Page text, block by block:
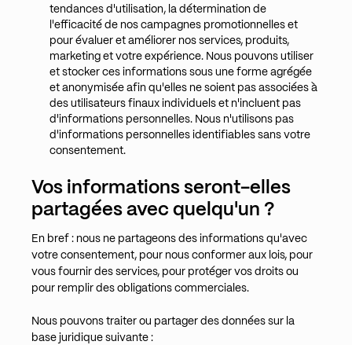
tendances d'utilisation, la détermination de
l'efficacité de nos campagnes promotionnelles et
pour évaluer et améliorer nos services, produits,
marketing et votre expérience. Nous pouvons utiliser
et stocker ces informations sous une forme agrégée
et anonymisée afin qu'elles ne soient pas associées à
des utilisateurs finaux individuels et n'incluent pas
d'informations personnelles. Nous n'utilisons pas
d'informations personnelles identifiables sans votre
consentement.
Vos informations seront-elles
partagées avec quelqu'un ?
En bref : nous ne partageons des informations qu'avec
votre consentement, pour nous conformer aux lois, pour
vous fournir des services, pour protéger vos droits ou
pour remplir des obligations commerciales.
Nous pouvons traiter ou partager des données sur la
base juridique suivante :